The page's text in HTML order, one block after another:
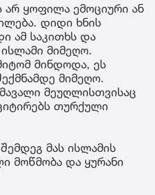
არ ყოფილა ემოციური ან
დიდი ხნის
ამ საკითხს და
მიმეღო.
მინდოდა, ეს
მიმეღო.
მეუღლისთვისაც
თურქული
მას ისლამის
მოწმობა და ყურანი